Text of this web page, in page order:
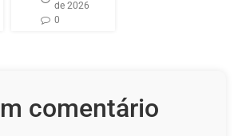
de 2026
0
comentário